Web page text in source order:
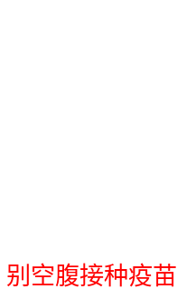
别空腹接种疫苗